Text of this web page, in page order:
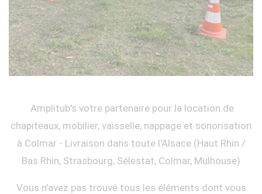
Amplitub's votre partenaire pour la location de
chapiteaux, mobilier, vaisselle, nappage et sonorisation
à Colmar - Livraison dans toute l'Alsace (Haut Rhin /
Bas Rhin, Strasbourg, Sélestat, Colmar, Mulhouse)
Vous n'avez pas trouvé tous les éléments dont vous